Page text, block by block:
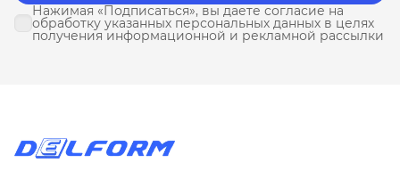
Нажимая «Подписаться», вы даете согласие на
обработку указанных персональных данных в целях
получения информационной и рекламной рассылки